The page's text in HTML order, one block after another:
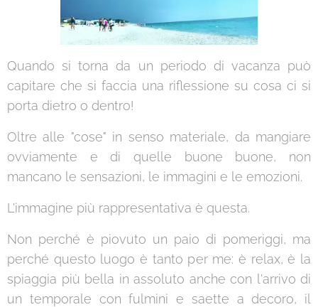
Quando si torna da un periodo di vacanza può
capitare che si faccia una riflessione su cosa ci si
porta dietro o dentro!
Oltre alle "cose" in senso materiale, da mangiare
ovviamente e di quelle buone buone, non
mancano le sensazioni, le immagini e le emozioni.
L'immagine più rappresentativa è questa.
Non perché è piovuto un paio di pomeriggi, ma
perché questo luogo è tanto per me: è relax, è la
spiaggia più bella in assoluto anche con l'arrivo di
un temporale con fulmini e saette a decoro, il